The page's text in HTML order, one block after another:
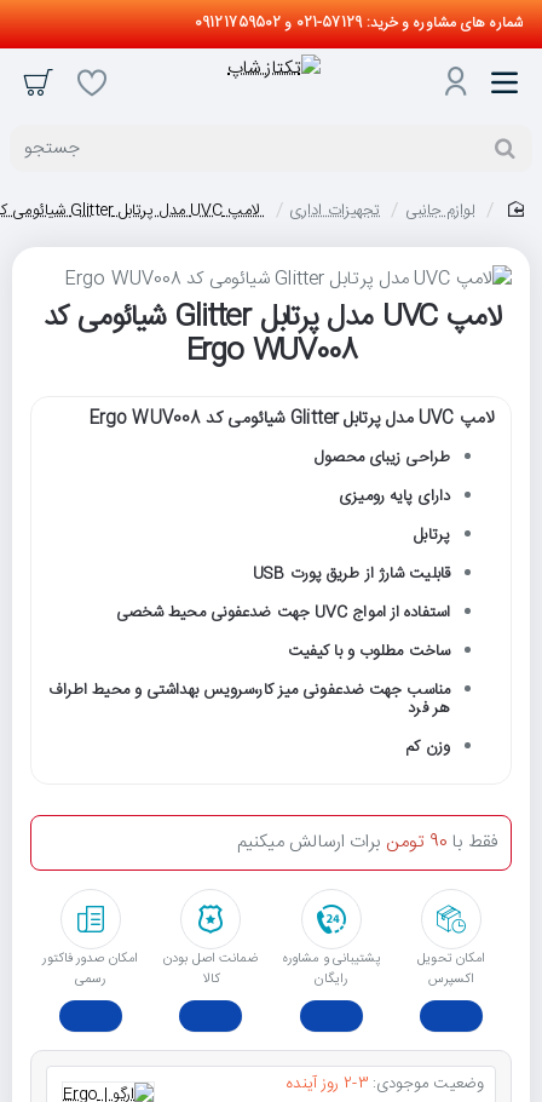
شماره های مشاوره و خرید: 57129-021 و 09121759502
جستجو
لوازم جانبی تجهیزات اداری لامپ UVC مدل پرتابل Glitter شیائومی کد Ergo WUV008
لامپ UVC مدل پرتابل Glitter شیائومی کد
Ergo WUV008
لامپ UVC مدل پرتابل Glitter شیائومی کد Ergo WUV008
طراحی زیبای محصول
دارای پایه رومیزی
پرتابل
قابلیت شارژ از طریق پورت USB
استفاده از امواج UVC جهت ضدعفونی محیط شخصی
ساخت مطلوب و با کیفیت
مناسب جهت ضدعفونی میز کار،سرویس بهداشتی و محیط اطراف
هر فرد
وزن کم
امکان تحویل
اکسپرس
پشتیبانی و مشاوره
رایگان
ﺿﻤﺎﻧﺖ اﺻﻞ ﺑﻮدن
ﮐﺎﻟﺎ
امکان صدور فاکتور
رسمی
فقط با 90 تومن برات ارسالش میکنیم
وضعیت موجودی: 2-3 روز آینده